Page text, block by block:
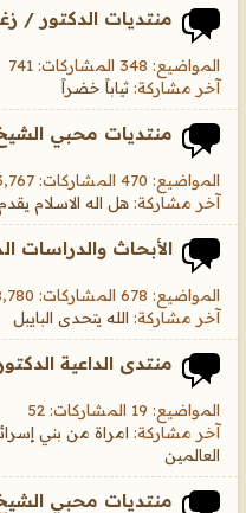
منتديات الدكتور /
المواضيع: 348 المشاركات: 741
آخر مشاركة: ثياباً خضراً
منتديات محبي
المواضيع: 470 المشاركات: 3,767
آخر مشاركة: هل اله الاسلام
الأبحاث والدراسات
المواضيع: 678 المشاركات: 8,780
آخر مشاركة: الله يتحدى البايبل
منتدى الداعية
المواضيع: 19 المشاركات: 52
آخر مشاركة: امراة من بني
العالمين
منتديات محبي